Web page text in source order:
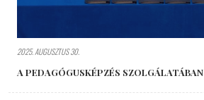
2025. AUGUSZTUS 30.
A PEDAGÓGUSKÉPZÉS SZOLGÁLATÁBAN